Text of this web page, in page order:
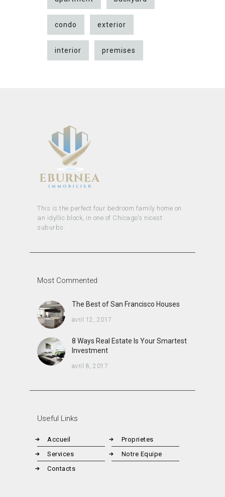
condo exterior
interior premises
This is the perfect four bedroom family home on
an idyllic block, in one of Chicago's nicest
suburbs.
Most Commented
The Best of San Francisco Houses
avril 12, 2017
8 Ways Real Estate Is Your Smartest
Investment
avril 8, 2017
Useful Links
Accueil
Proprietes
Services
Notre Equipe
Contacts